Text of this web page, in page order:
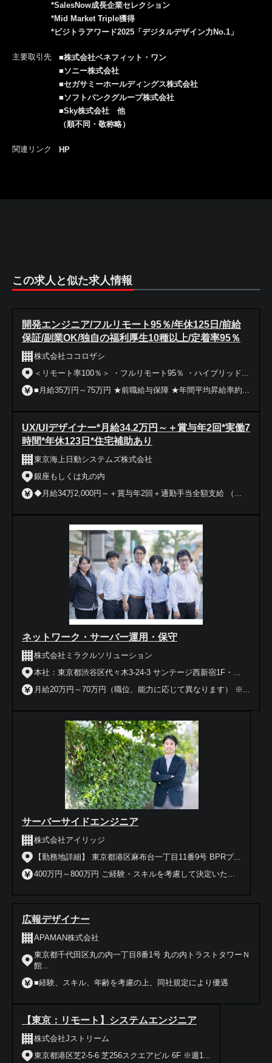
*SalesNow成長企業セレクション
*Mid Market Triple獲得
*ビジトラアワード2025「デジタルデザイン力No.1」
主要取引先
■株式会社ベネフィット・ワン
■ソニー株式会社
■セガサミーホールディングス株式会社
■ソフトバンクグループ株式会社
■Sky株式会社 他
（順不同・敬称略）
関連リンク HP
この求人と似た求人情報
開発エンジニア/フルリモート95％/年休125日/前給
保証/副業OK/独自の福利厚生10種以上/定着率95％
株式会社ココロザシ
＜リモート率100％＞ ・フルリモート95％ ・ハイブリッド...
■月給35万円～75万円 ★前職給与保障 ★年間平均昇給率約...
UX/UIデザイナー*月給34.2万円～＋賞与年2回*実働7
時間*年休123日*住宅補助あり
東京海上日動システムズ株式会社
銀座もしくは丸の内
◆月給34万2,000円～＋賞与年2回＋通勤手当全額支給 （...
ネットワーク・サーバー運用・保守
株式会社ミラクルソリューション
本社：東京都渋谷区代々木3-24-3 サンテージ西新宿1F・...
月給20万円～70万円（職位、能力に応じて異なります） ※...
サーバーサイドエンジニア
株式会社アイリッジ
【勤務地詳細】 東京都港区麻布台一丁目11番9号 BPRプ...
400万円～800万円 ご経験・スキルを考慮して決定いた...
広報デザイナー
APAMAN株式会社
東京都千代田区丸の内一丁目8番1号 丸の内トラストタワーＮ
館...
■経験、スキル、年齢を考慮の上、同社規定により優遇
【東京：リモート】システムエンジニア
株式会社Jストリーム
東京都港区芝2-5-6 芝256スクエアビル 6F ※週1...